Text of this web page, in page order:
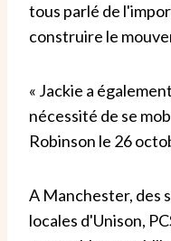
tous parlé de
construire le
« Jackie a
nécessité de se
Robinson le 26
A Manchester, des
locales d'Unison,